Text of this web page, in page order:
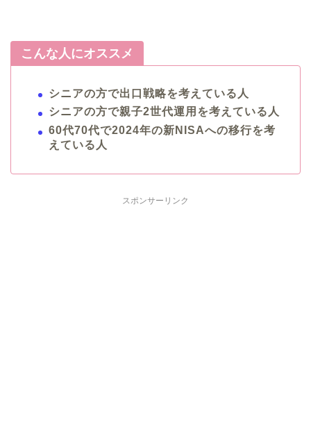
こんな人にオススメ
シニアの方で出口戦略を考えている人
シニアの方で親子2世代運用を考えている人
60代70代で2024年の新NISAへの移行を考
えている人
スポンサーリンク